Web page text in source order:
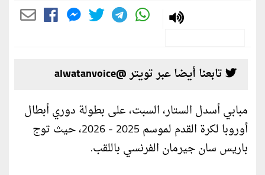
تابعنا أيضا عبر تويتر @alwatanvoice
مبابي أسدل الستار، السبت، على بطولة دوري أبطال
أوروبا لكرة القدم لموسم 2025 - 2026، حيث توج
باريس سان جيرمان الفرنسي باللقب.